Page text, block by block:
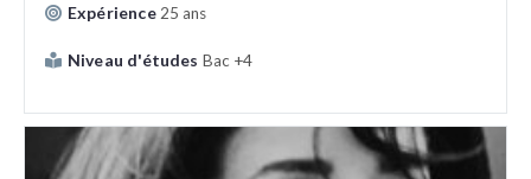
Expérience 25 ans
Niveau d'études Bac +4